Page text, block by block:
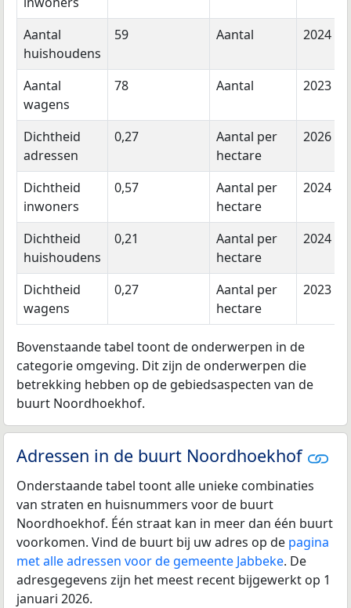
Aantal
huishoudens
59 Aantal 2024
Aantal
wagens
78 Aantal 2023
Dichtheid
adressen
0,27
Aantal per
hectare
2026
Dichtheid
inwoners
0,57
Aantal per
hectare
2024
Dichtheid
huishoudens
0,21
Aantal per
hectare
2024
Dichtheid
wagens
0,27
Aantal per
hectare
2023
Bovenstaande tabel toont de onderwerpen in de
categorie omgeving. Dit zijn de onderwerpen die
betrekking hebben op de gebiedsaspecten van de
buurt Noordhoekhof.
Adressen in de buurt Noordhoekhof
Onderstaande tabel toont alle unieke combinaties
van straten en huisnummers voor de buurt
Noordhoekhof. Één straat kan in meer dan één buurt
voorkomen. Vind de buurt bij uw adres op de pagina
met alle adressen voor de gemeente Jabbeke. De
adresgegevens zijn het meest recent bijgewerkt op 1
januari 2026.